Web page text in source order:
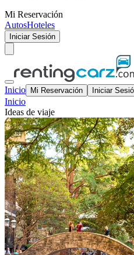
Mi Reservación
AutosHoteles
Iniciar Sesión
Inicio Mi Reservación Iniciar
Inicio
Ideas de viaje